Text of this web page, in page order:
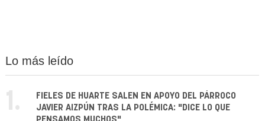
Lo más leído
1.
FIELES DE HUARTE SALEN EN APOYO DEL PÁRROCO
JAVIER AIZPÚN TRAS LA POLÉMICA: "DICE LO QUE